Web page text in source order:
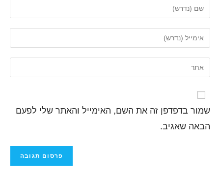
שמור בדפדפן זה את השם, האימייל והאתר שלי לפעם
הבאה שאגיב.